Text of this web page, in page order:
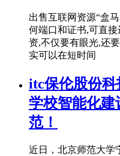
出售互联网资源“盒
何端口和证书,可直
资,不仅要有眼光,还
实可以在短时间
itc保伦股份
学校智能化建
范！
近日，北京师范大学